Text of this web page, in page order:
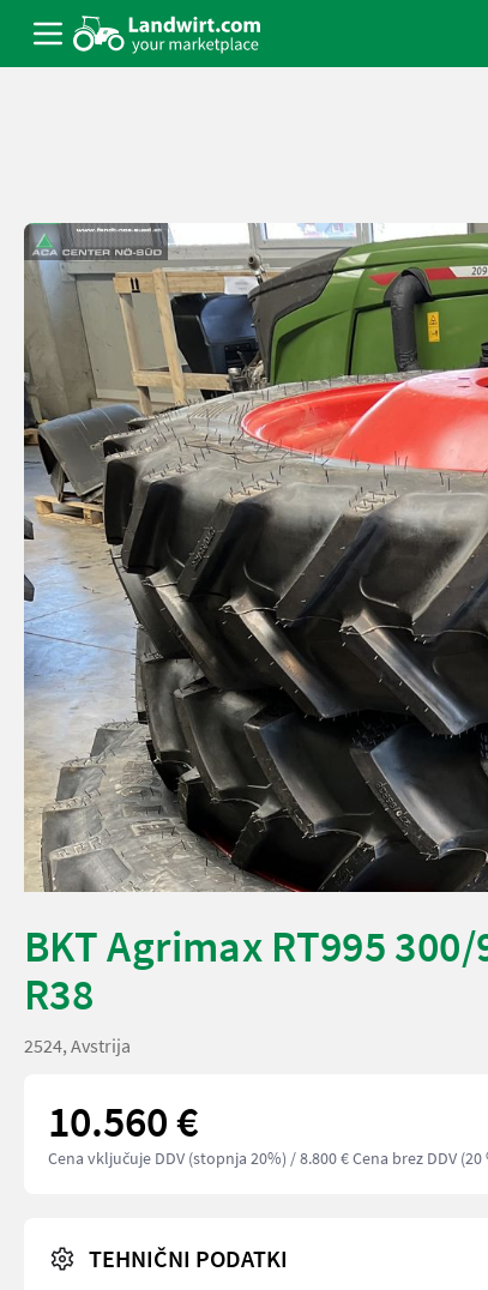
BKT Agrimax RT995
R38
2524, Avstrija
10.560 €
Cena vključuje DDV (stopnja 20%) / 8.800 € Cena brez DDV
TEHNIČNI PODATKI